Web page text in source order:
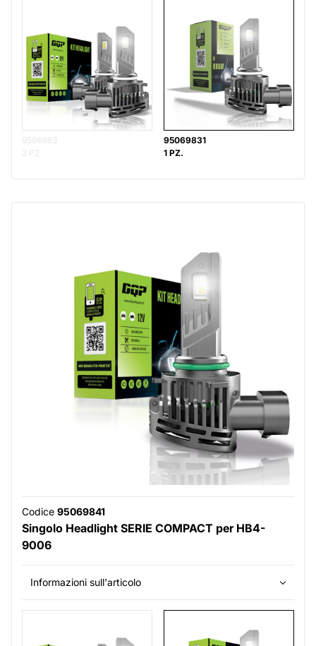
9506983
2 PZ.
95069831
1 PZ.
Codice 95069841
Singolo Headlight SERIE COMPACT per HB4-
9006
Informazioni sull'articolo